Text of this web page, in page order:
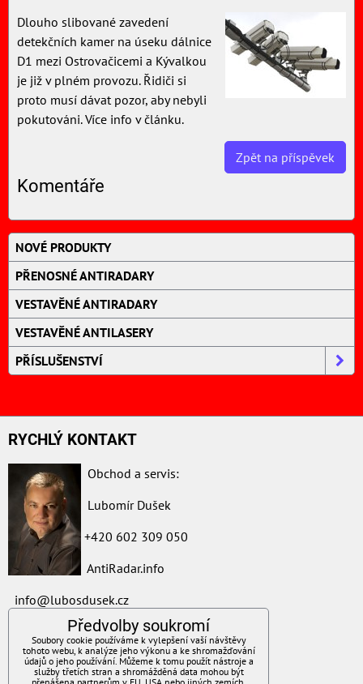
Dlouho slibované zavedení
detekčních kamer na úseku dálnice
D1 mezi Ostrovačicemi a Kývalkou
je již v plném provozu. Řidiči si
proto musí dávat pozor, aby nebyli
pokutováni. Více info v článku.
Zpět na příspěvek
Komentáře
NOVÉ PRODUKTY
PŘENOSNÉ ANTIRADARY
VESTAVĚNÉ ANTIRADARY
VESTAVĚNÉ ANTILASERY
PŘÍSLUŠENSTVÍ
RYCHLÝ KONTAKT
Obchod a servis:
Lubomír Dušek
+420 602 309 050
AntiRadar.info
info@lubosdusek.cz
ZAVOLÁME VÁM ZPĚT
Váš telefon:*
Předvolby soukromí
Soubory cookie používáme k vylepšení vaší návštěvy
tohoto webu, k analýze jeho výkonu a ke shromažďování
údajů o jeho používání. Můžeme k tomu použít nástroje a
služby třetích stran a shromážděná data mohou být